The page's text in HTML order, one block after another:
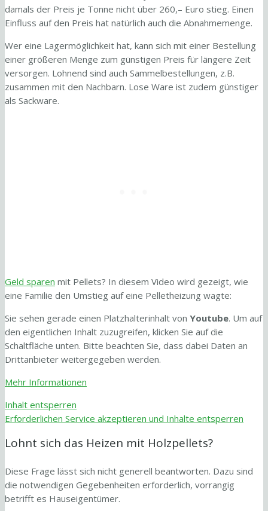
damals der Preis je Tonne nicht über 260,– Euro stieg. Einen
Einfluss auf den Preis hat natürlich auch die Abnahmemenge.
Wer eine Lagermöglichkeit hat, kann sich mit einer Bestellung
einer größeren Menge zum günstigen Preis für längere Zeit
versorgen. Lohnend sind auch Sammelbestellungen, z.B.
zusammen mit den Nachbarn. Lose Ware ist zudem günstiger
als Sackware.
Geld sparen mit Pellets? In diesem Video wird gezeigt, wie
eine Familie den Umstieg auf eine Pelletheizung wagte:
Sie sehen gerade einen Platzhalterinhalt von Youtube. Um auf
den eigentlichen Inhalt zuzugreifen, klicken Sie auf die
Schaltfläche unten. Bitte beachten Sie, dass dabei Daten an
Drittanbieter weitergegeben werden.
Mehr Informationen
Inhalt entsperren
Erforderlichen Service akzeptieren und Inhalte entsperren
Lohnt sich das Heizen mit Holzpellets?
Diese Frage lässt sich nicht generell beantworten. Dazu sind
die notwendigen Gegebenheiten erforderlich, vorrangig
betrifft es Hauseigentümer.